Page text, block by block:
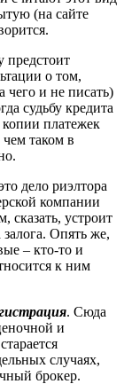
(на сайте
предстоит
о том,
чего и не писать)
судьбу кредита
платежек
таком в
дело риэлтора
компании
сказать, устроит
залога. Опять же,
– кто-то и
к ним
. Сюда
и
случаях,
брокер.